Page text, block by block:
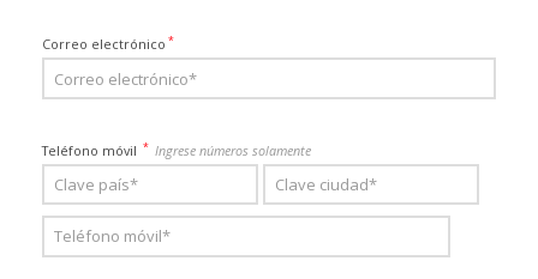
Correo electrónico *
Teléfono móvil * Ingrese números solamente